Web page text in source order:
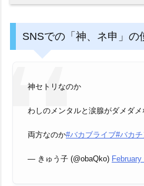
SNSでの「神、ネ申」の
神セトリなのか
わしのメンタルと涙腺がダメダメ
両方なのか#バカブライブ#バカ
— きゅう子 (@obaQko) February